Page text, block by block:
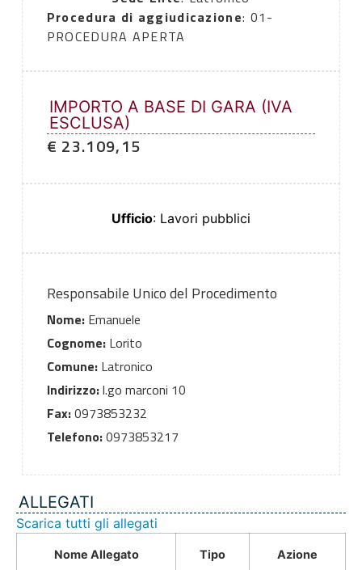
Procedura di aggiudicazione: 01-
PROCEDURA APERTA
IMPORTO A BASE DI GARA (IVA
ESCLUSA)
€ 23.109,15
Ufficio: Lavori pubblici
Responsabile Unico del Procedimento
Nome:Emanuele
Cognome:Lorito
Comune:Latronico
Indirizzo:l.go marconi 10
Fax:0973853232
Telefono:0973853217
ALLEGATI
Scarica tutti gli allegati
Nome Allegato Tipo Azione